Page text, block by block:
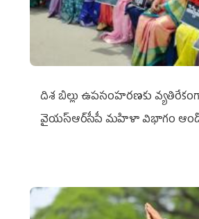
దిశ బిల్లు ఉపసంహరణకు
వైయ‌స్ఆర్‌సీపీ మహిళా విభాగం